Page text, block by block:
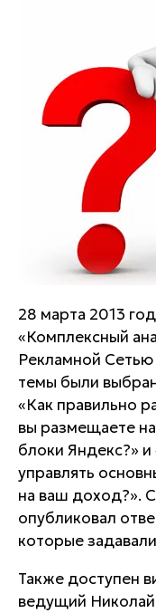
28 марта 2013
«Комплексный
Рекламной Сетью
темы были
«Как правильно
вы размещаете
блоки Яндекс?» и
управлять
на ваш доход?».
опубликовал
которые
Также доступен
ведущий